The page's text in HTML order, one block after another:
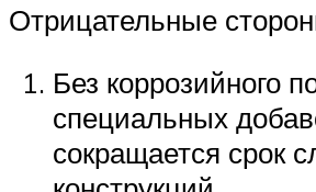
Отрицательные
Без коррозийного
специальных
сокращается срок